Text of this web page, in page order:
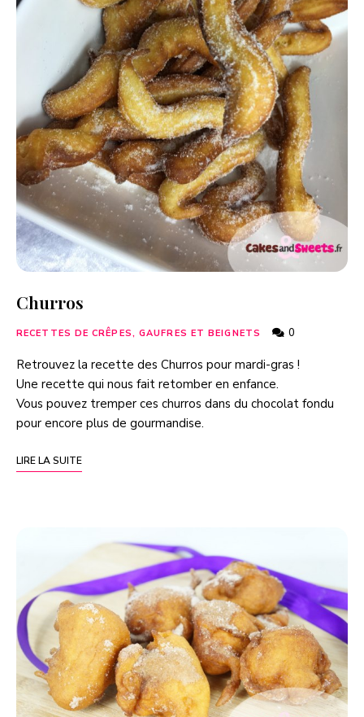
Churros
RECETTES DE CRÊPES, GAUFRES ET BEIGNETS 0
Retrouvez la recette des Churros pour mardi-gras !
Une recette qui nous fait retomber en enfance.
Vous pouvez tremper ces churros dans du chocolat fondu
pour encore plus de gourmandise.
LIRE LA SUITE